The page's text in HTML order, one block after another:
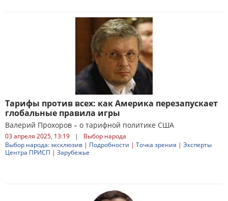
Тарифы против всех: как Америка перезапускает
глобальные правила игры
Валерий Прохоров – о тарифной политике США
03 апреля 2025, 13:19 |
Выбор народа
Выбор народа: эксклюзив | Подробности | Точка зрения | Эксперты
Центра ПРИСП | Зарубежье